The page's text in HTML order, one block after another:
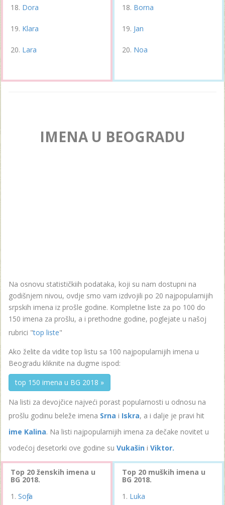
Dora
Klara
Lara
Borna
Jan
Noa
IMENA U BEOGRADU
Na osnovu statističkiih podataka, koji su nam dostupni na
godišnjem nivou, ovdje smo vam izdvojili po 20 najpopularnijih
srpskih imena iz prošle godine. Kompletne liste za po 100 do
150 imena za prošlu, a i prethodne godine, poglejate u našoj
rubrici "top liste"
Ako želite da vidite top listu sa 100 najpopularnijih imena u
Beogradu kliknite na dugme ispod:
top 150 imena u BG 2018 »
Na listi za devojčice najveći porast popularnosti u odnosu na
prošlu godinu beleže imena Srna i Iskra, a i dalje je pravi hit
ime Kalina. Na listi najpopularnijih imena za dečake novitet u
vodećoj desetorki ove godine su Vukašin i Viktor.
Top 20 ženskih imena u
BG 2018.
Sofija
Top 20 muških imena u
BG 2018.
Luka